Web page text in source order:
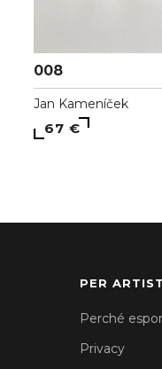
008
Jan Kameníček
67 €
PER
Perché
Privacy